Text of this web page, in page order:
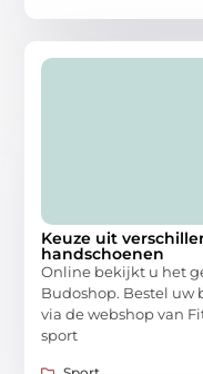
Keuze uit
handschoenen
Online bekijkt u het
Budoshop. Bestel
via de webshop van
sport